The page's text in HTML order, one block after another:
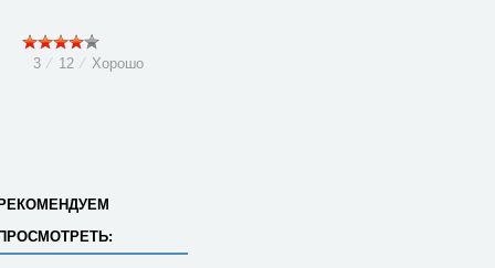
3 ⁄ 12 ⁄ Хорошо